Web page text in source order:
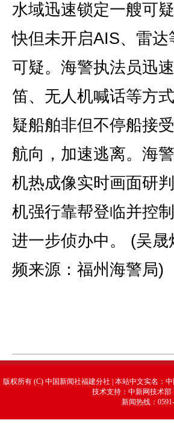
水域迅速锁定一艘可
快但未开启AIS、雷
可疑。海警执法员迅
笛、无人机喊话等方
疑船舶非但不停船接
航向，加速逃离。海
机热成像实时画面研
机强行靠帮登临并控
进一步侦办中。 (吴
频来源：福州海警局)
版权所有 (C) 中国新闻社福建分社 | 本站中文实名：
技术支持：中新网技术部
新闻热线：